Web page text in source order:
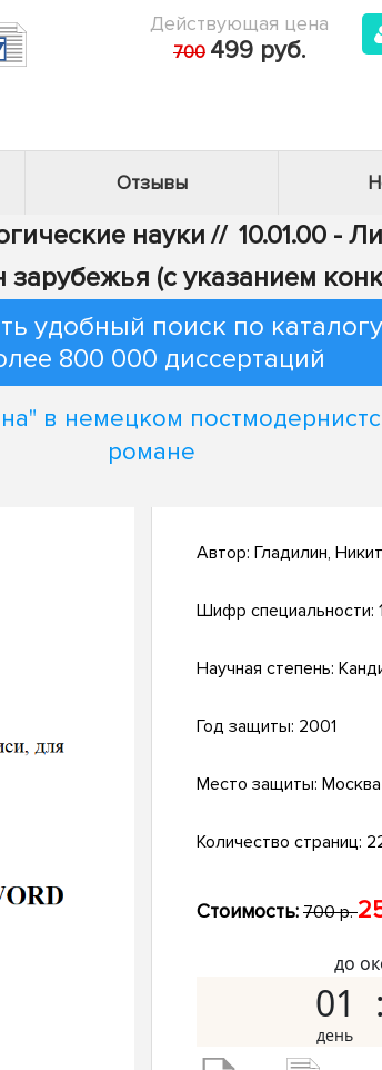
Действующая цена
700 499 руб.
Отзывы
науки // 10.01.00 -
зарубежья (с указанием
удобный поиск по каталогу
800 000 диссертаций
в немецком
романе
Автор: Гладилин,
Шифр специальности:
Научная степень:
Год защиты: 2001
Место защиты: Москва
Количество страниц:
Стоимость: 700 р.
до
01